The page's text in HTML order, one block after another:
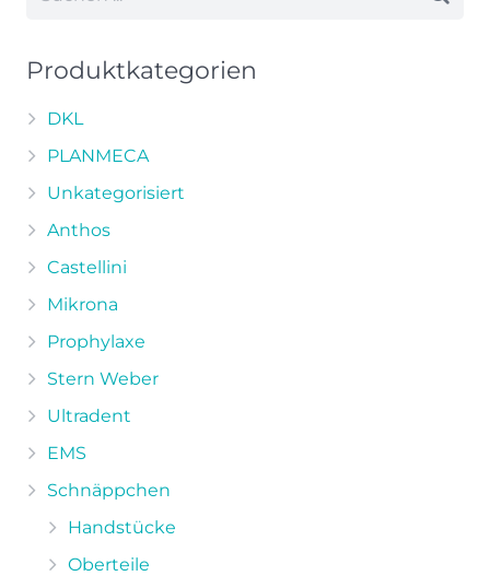
Produktkategorien
DKL
PLANMECA
Unkategorisiert
Anthos
Castellini
Mikrona
Prophylaxe
Stern Weber
Ultradent
EMS
Schnäppchen
Handstücke
Oberteile